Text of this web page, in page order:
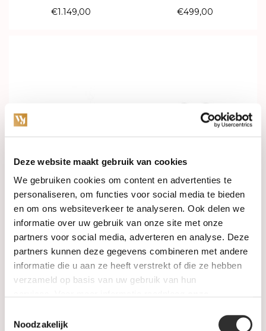
Deze website maakt gebruik van cookies
We gebruiken cookies om content en advertenties te
personaliseren, om functies voor social media te bieden
en om ons websiteverkeer te analyseren. Ook delen we
informatie over uw gebruik van onze site met onze
partners voor social media, adverteren en analyse. Deze
partners kunnen deze gegevens combineren met andere
informatie die u aan ze heeft verstrekt of die ze hebben
verzameld op basis van uw gebruik van hun
Noodzakelijk
€1.149,00 €499,00
Op voorraad
Blush Oorstekers 14k
geelgoud met zirkonia
7128YZI
€169,00
Op voorraad
Blush Oorstekers 14k
witgoud met zirkonia
7206WZI
€119,00